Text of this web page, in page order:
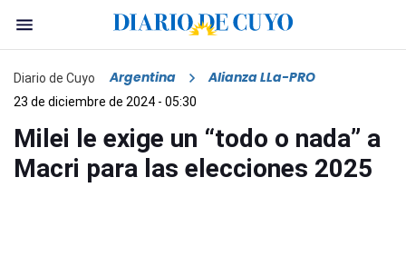
Diario de Cuyo Argentina Alianza LLa-PRO
23 de diciembre de 2024 - 05:30
Milei le exige un “todo o nada” a
Macri para las elecciones 2025